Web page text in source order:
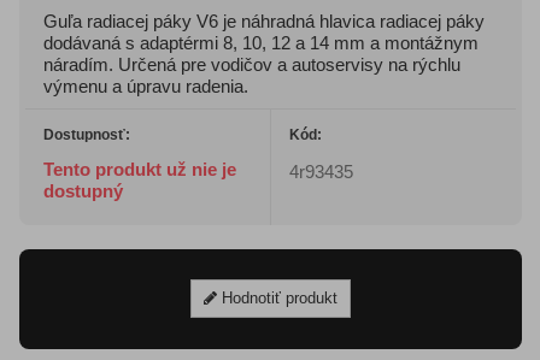
Guľa radiacej páky V6 je náhradná hlavica radiacej páky
dodávaná s adaptérmi 8, 10, 12 a 14 mm a montážnym
náradím. Určená pre vodičov a autoservisy na rýchlu
výmenu a úpravu radenia.
Dostupnosť:
Tento produkt už nie je
dostupný
Kód:
4r93435
Hodnotiť produkt